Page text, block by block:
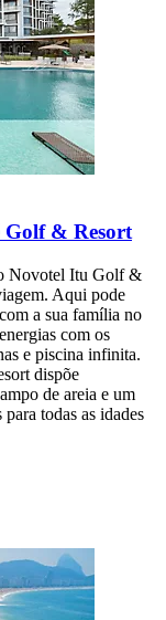
Golf & Resort
Novotel Itu Golf &
Aqui pode
a sua família no
com os
e piscina infinita.
dispõe
de areia e um
todas as idades